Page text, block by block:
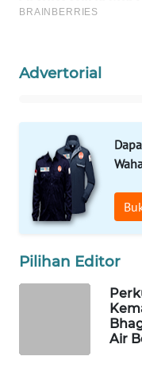
Advertorial
Pilihan Editor
Air
WAHANA
Network
KONSUMEN
LISTRIK
MASYARAKAT